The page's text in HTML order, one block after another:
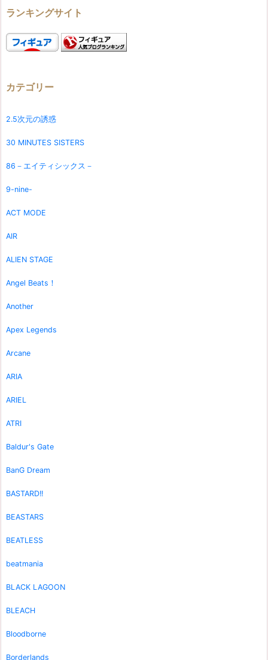
ランキングサイト
カテゴリー
2.5次元の誘惑
30 MINUTES SISTERS
86－エイティシックス－
9-nine-
ACT MODE
AIR
ALIEN STAGE
Angel Beats！
Another
Apex Legends
Arcane
ARIA
ARIEL
ATRI
Baldur's Gate
BanG Dream
BASTARD!!
BEASTARS
BEATLESS
beatmania
BLACK LAGOON
BLEACH
Bloodborne
Borderlands